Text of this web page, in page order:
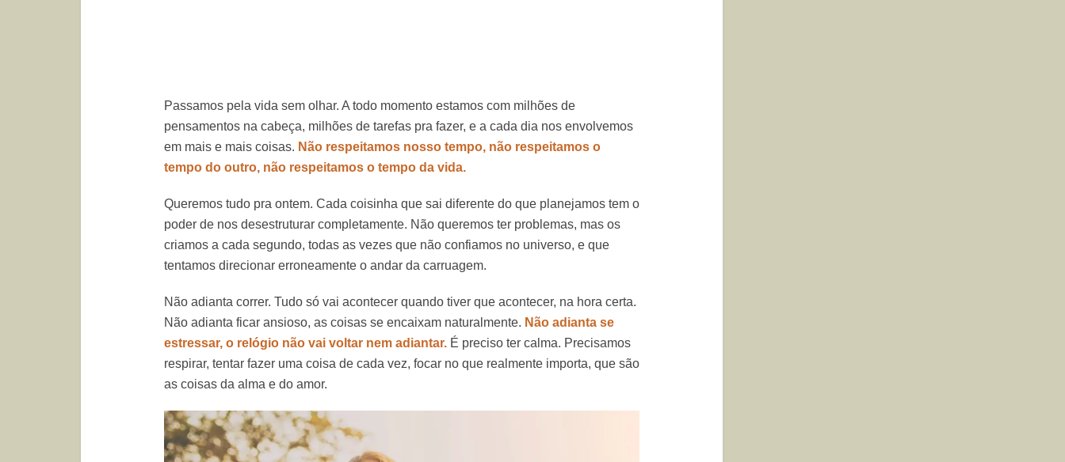
Passamos pela vida sem olhar. A todo momento estamos com milhões de
pensamentos na cabeça, milhões de tarefas pra fazer, e a cada dia nos envolvemos
em mais e mais coisas. Não respeitamos nosso tempo, não respeitamos o
tempo do outro, não respeitamos o tempo da vida.
Queremos tudo pra ontem. Cada coisinha que sai diferente do que planejamos tem o
poder de nos desestruturar completamente. Não queremos ter problemas, mas os
criamos a cada segundo, todas as vezes que não confiamos no universo, e que
tentamos direcionar erroneamente o andar da carruagem.
Não adianta correr. Tudo só vai acontecer quando tiver que acontecer, na hora certa.
Não adianta ficar ansioso, as coisas se encaixam naturalmente. Não adianta se
estressar, o relógio não vai voltar nem adiantar. É preciso ter calma. Precisamos
respirar, tentar fazer uma coisa de cada vez, focar no que realmente importa, que são
as coisas da alma e do amor.